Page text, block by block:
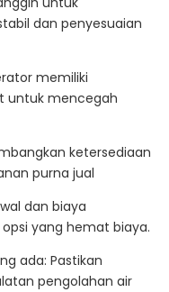
dan penyesuaian
memiliki
untuk mencegah
ketersediaan
purna jual
dan biaya
yang hemat biaya.
ada: Pastikan
pengolahan air